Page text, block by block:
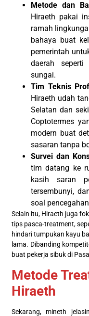
Metode dan
Hiraeth pakai
ramah
bahaya buat
pemerintah
daerah
sungai.
Tim Teknis
Hiraeth udah
Selatan dan
Coptotermes
modern buat
sasaran tanpa
Survei dan
tim datang ke
kasih saran
tersembunyi,
soal
Selain itu, Hiraeth juga
tips pasca-treatment,
hindari tumpukan kayu
lama. Dibanding
buat pekerja sibuk di
Metode
Hiraeth
Sekarang, mineth